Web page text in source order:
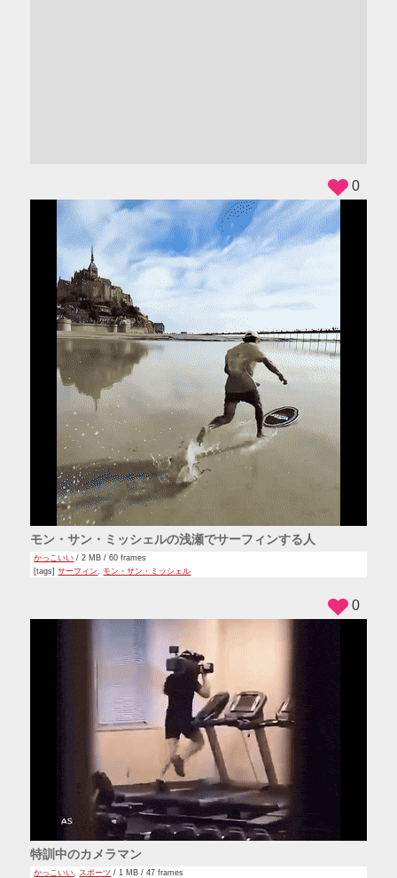
モン・サン・ミッシェルの浅瀬でサーフィンする人
かっこいい / 2 MB / 60 frames
[tags]サーフィン ,モン・サン・ミッシェル
0
特訓中のカメラマン
かっこいい スポーツ / 1 MB / 47 frames
0